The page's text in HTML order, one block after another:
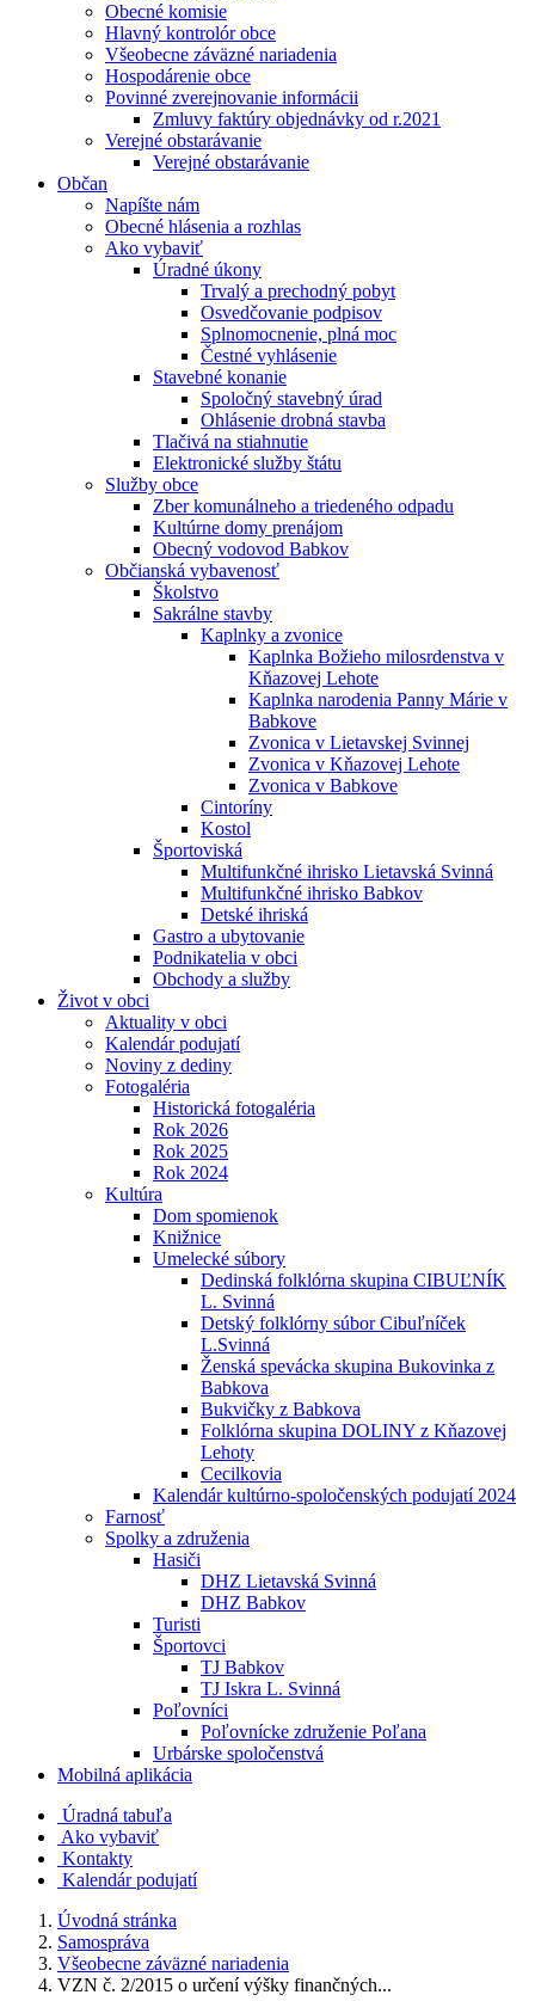
Obecné komisie
Hlavný kontrolór obce
Všeobecne záväzné nariadenia
Hospodárenie obce
Povinné zverejnovanie informácii
Zmluvy faktúry objednávky od r.2021
Verejné obstarávanie
Verejné obstarávanie
Občan
Napíšte nám
Obecné hlásenia a rozhlas
Ako vybaviť
Úradné úkony
Trvalý a prechodný pobyt
Osvedčovanie podpisov
Splnomocnenie, plná moc
Čestné vyhlásenie
Stavebné konanie
Spoločný stavebný úrad
Ohlásenie drobná stavba
Tlačivá na stiahnutie
Elektronické služby štátu
Služby obce
Zber komunálneho a triedeného odpadu
Kultúrne domy prenájom
Obecný vodovod Babkov
Občianská vybavenosť
Školstvo
Sakrálne stavby
Kaplnky a zvonice
Kaplnka Božieho milosrdenstva v
Kňazovej Lehote
Kaplnka narodenia Panny Márie v
Babkove
Zvonica v Lietavskej Svinnej
Zvonica v Kňazovej Lehote
Zvonica v Babkove
Cintoríny
Kostol
Športoviská
Multifunkčné ihrisko Lietavská Svinná
Multifunkčné ihrisko Babkov
Detské ihriská
Gastro a ubytovanie
Podnikatelia v obci
Obchody a služby
Život v obci
Aktuality v obci
Kalendár podujatí
Noviny z dediny
Fotogaléria
Historická fotogaléria
Rok 2026
Rok 2025
Rok 2024
Kultúra
Dom spomienok
Knižnice
Umelecké súbory
Dedinská folklórna skupina CIBUĽNÍK
L. Svinná
Detský folklórny súbor Cibuľníček
L.Svinná
Ženská spevácka skupina Bukovinka z
Babkova
Bukvičky z Babkova
Folklórna skupina DOLINY z Kňazovej
Lehoty
Cecilkovia
Kalendár kultúrno-spoločenských podujatí 2024
Farnosť
Spolky a združenia
Hasiči
DHZ Lietavská Svinná
DHZ Babkov
Turisti
Športovci
TJ Babkov
TJ Iskra L. Svinná
Poľovníci
Poľovnícke združenie Poľana
Urbárske spoločenstvá
Mobilná aplikácia
Úradná tabuľa
Ako vybaviť
Kontakty
Kalendár podujatí
Úvodná stránka
Samospráva
Všeobecne záväzné nariadenia
VZN č. 2/2015 o určení výšky finančných...